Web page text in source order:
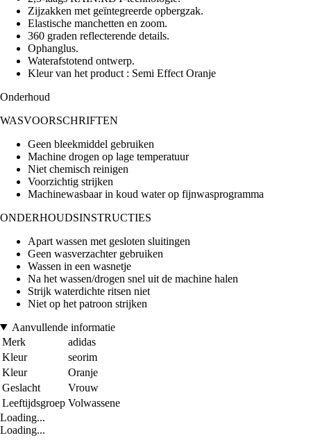
Zijzakken met geïntegreerde opbergzak.
Elastische manchetten en zoom.
360 graden reflecterende details.
Ophanglus.
Waterafstotend ontwerp.
Kleur van het product : Semi Effect Oranje
Onderhoud
WASVOORSCHRIFTEN
Geen bleekmiddel gebruiken
Machine drogen op lage temperatuur
Niet chemisch reinigen
Voorzichtig strijken
Machinewasbaar in koud water op fijnwasprogramma
ONDERHOUDSINSTRUCTIES
Apart wassen met gesloten sluitingen
Geen wasverzachter gebruiken
Wassen in een wasnetje
Na het wassen/drogen snel uit de machine halen
Strijk waterdichte ritsen niet
Niet op het patroon strijken
Aanvullende informatie
Merk
adidas
Kleur
seorim
Kleur
Oranje
Geslacht
Vrouw
Leeftijdsgroep Volwassene
Loading...
Loading...